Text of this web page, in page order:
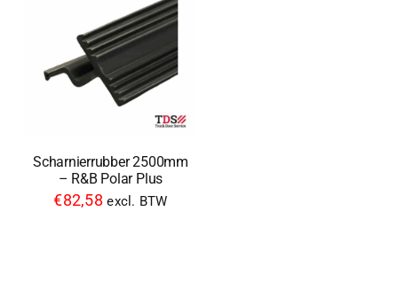
Scharnierrubber 2500mm
– R&B Polar Plus
€82,58 excl. BTW